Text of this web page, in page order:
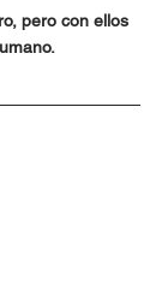
pero con ellos